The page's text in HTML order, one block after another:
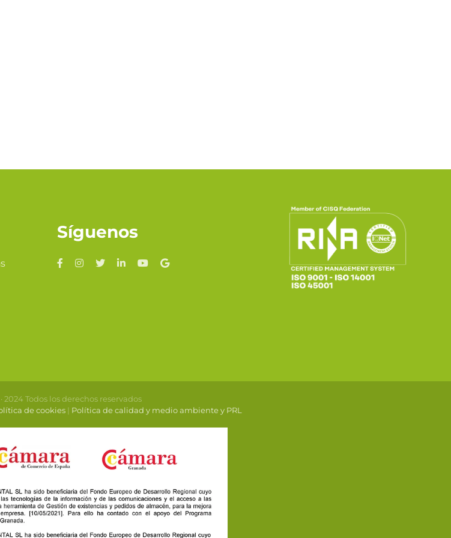
Síguenos
2024 Todos los derechos reservados
de cookies| Política de calidad y medio ambiente y PRL